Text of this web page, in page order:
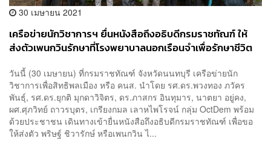
30 เมษายน 2021
เครือข่ายนักวิชาการฯ ยื่นหนังสือถึงอธิบดีกรมราชทัณฑ์ ให้
ส่งตัวเพนกวินรักษาที่โรงพยาบาลนอกเรือนจำเพื่อรักษาชีวิต
วันนี้ (30 เมษายน) ที่กรมราชทัณฑ์ จังหวัดนนทบุรี เครือข่ายนัก
วิชาการเพื่อสิทธิพลเมือง หรือ คนส. นำโดย รศ.ดร.พวงทอง ภวัคร
พันธุ์, รศ.ดร.ยุกติ มุกดาวิจิตร, ดร.ภาสกร อินทุมาร, นาตยา อยู่คง,
ผศ.ศุภวิทย์ ถาวรบุตร, เกรียงกมล เลาหไพโรจน์ กลุ่ม OctDem พร้อม
ด้วยประชาชน เดินทางเข้ายื่นหนังสือถึงอธิบดีกรมราชทัณฑ์ เพื่อขอ
ให้ส่งตัว พริษฐ์ ชิวารักษ์ หรือเพนกวิน ไ...